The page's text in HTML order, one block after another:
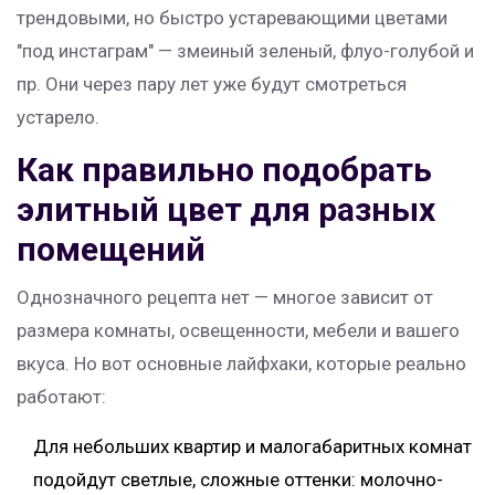
трендовыми, но быстро устаревающими цветами
"под инстаграм" — змеиный зеленый, флуо-голубой и
пр. Они через пару лет уже будут смотреться
устарело.
Как правильно подобрать
элитный цвет для разных
помещений
Однозначного рецепта нет — многое зависит от
размера комнаты, освещенности, мебели и вашего
вкуса. Но вот основные лайфхаки, которые реально
работают:
Для небольших квартир и малогабаритных комнат
подойдут светлые, сложные оттенки: молочно-